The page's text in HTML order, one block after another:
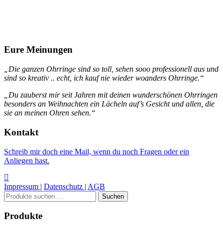
Eure Meinungen
„Die ganzen Ohrringe sind so toll, sehen sooo professionell aus und
sind so kreativ .. echt, ich kauf nie wieder woanders Ohrringe.“
„Du zauberst mir seit Jahren mit deinen wunderschönen Ohrringen
besonders an Weihnachten ein Lächeln auf’s Gesicht und allen, die
sie an meinen Ohren sehen.“
Kontakt
Schreib mir doch eine Mail, wenn du noch Fragen oder ein
Anliegen hast.
Impressum | Datenschutz | AGB
Suchen
nach:
Suchen
Produkte